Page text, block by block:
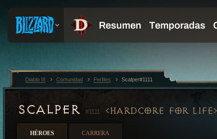
SCALPER #1111 HARDCORE FOR LIFE
HÉROES CARRERA
Diablo III Comunidad Perfiles Scalper#1111